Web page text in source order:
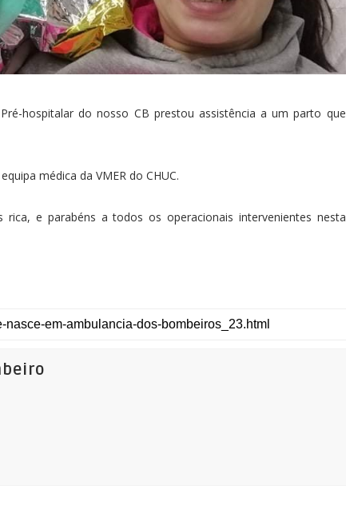
hospitalar do nosso CB prestou assistência a um parto que
médica da VMER do CHUC.
e parabéns a todos os operacionais intervenientes nesta